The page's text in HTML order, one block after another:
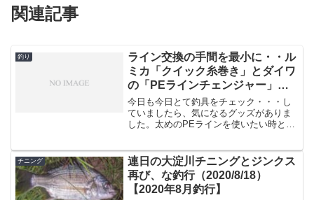
関連記事
釣り
ライン交換の手間を最小に・・ル
ミカ「クイック糸巻き」とダイワ
の「PEラインチェンジャー」、
と本命「高速リサイクラー2.0」
今日も今日とて釣具をチェック・・・し
ていましたら、気になるグッズがありま
した。太めのPEラインを使いたい時と、
いセルテートの替えスプールなんてNEW
エクセラーとかNE...
チニング
連日の大淀川チニングとジンクス
再び、な釣行（2020/8/18）
【2020年8月釣行】